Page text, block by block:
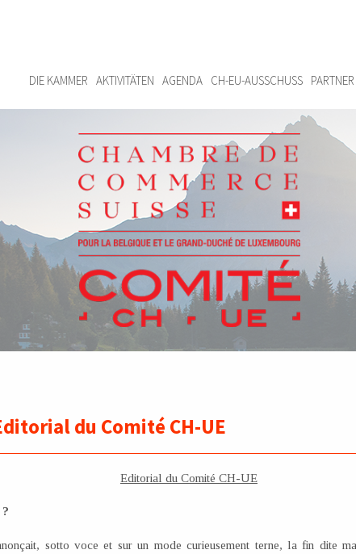
DIE KAMMER AKTIVITÄTEN AGENDA CH-EU-AUSSCHUSS PARTNER
du Comité CH-UE
Editorial du Comité CH-UE
sotto voce et sur un mode curieusement terne, la fin dite